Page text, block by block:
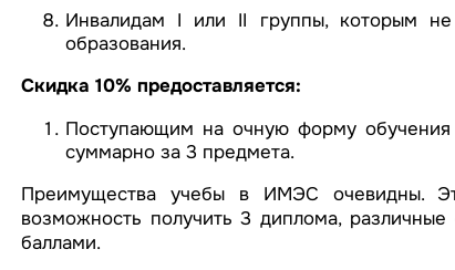
Инвалидам I или II группы, которым
образования.
Скидка 10% предоставляется:
Поступающим на очную форму
суммарно за 3 предмета.
Преимущества учебы в ИМЭС очевидны.
возможность получить 3 диплома,
баллами.